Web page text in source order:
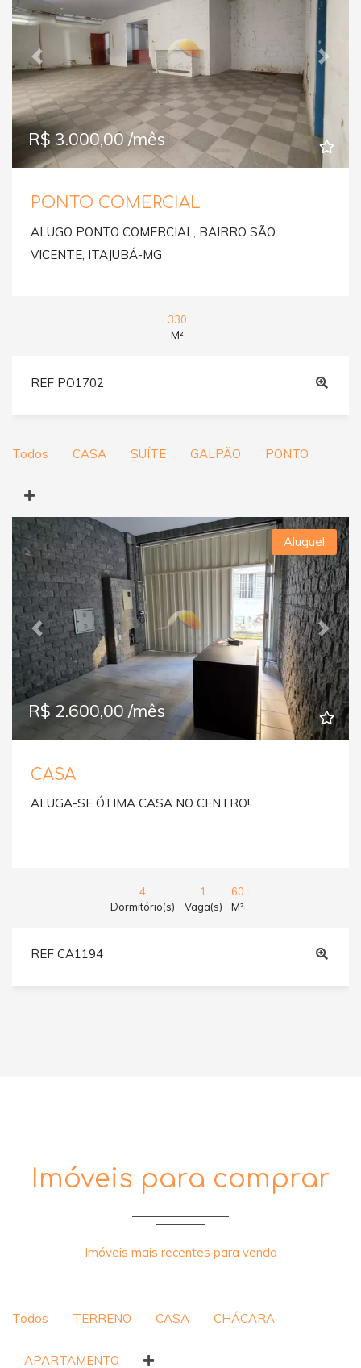
Previous Next
R$ 3.000,00 /mês
PONTO COMERCIAL
ALUGO PONTO COMERCIAL, BAIRRO SÃO
VICENTE, ITAJUBÁ-MG
330
M²
REF PO1702
Todos CASA SUÍTE GALPÃO PONTO
Previous Next
Aluguel
R$ 2.600,00 /mês
CASA
ALUGA-SE ÓTIMA CASA NO CENTRO!
4
Dormitório(s)
1
Vaga(s)
60
M²
REF CA1194
Imóveis para comprar
Imóveis mais recentes para venda
Todos TERRENO CASA CHÁCARA
APARTAMENTO